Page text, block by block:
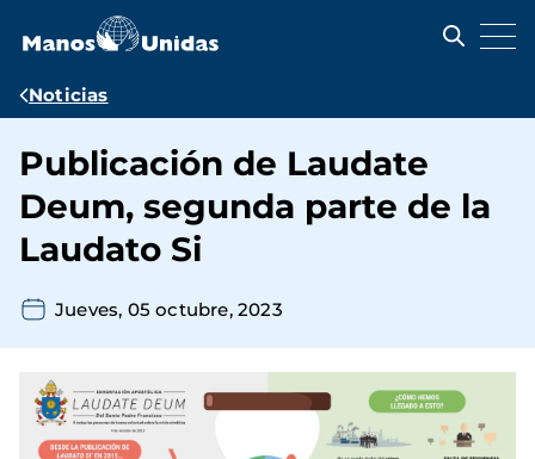
contenido
Ruta
navegación
Noticias
Publicación de Laudate
Deum, segunda parte de la
Laudato Si
Jueves, 05 octubre, 2023